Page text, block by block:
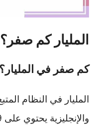
المليار كم صفر؟
كم صفر في المليار؟
المليار في النظام